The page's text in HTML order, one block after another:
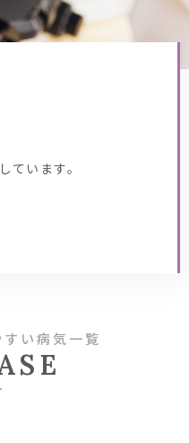
ています。
い病気一覧